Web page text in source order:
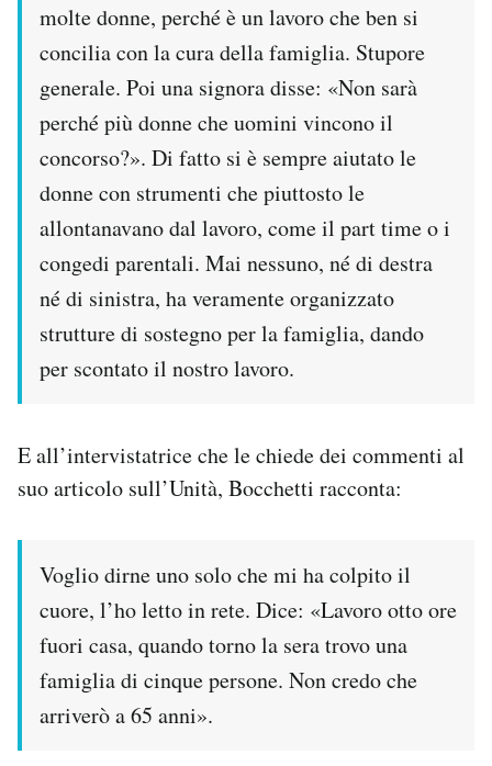
molte donne, perché è un lavoro che ben si
concilia con la cura della famiglia. Stupore
generale. Poi una signora disse: «Non sarà
perché più donne che uomini vincono il
concorso?». Di fatto si è sempre aiutato le
donne con strumenti che piuttosto le
allontanavano dal lavoro, come il part time o i
congedi parentali. Mai nessuno, né di destra
né di sinistra, ha veramente organizzato
strutture di sostegno per la famiglia, dando
per scontato il nostro lavoro.
E all’intervistatrice che le chiede dei commenti al
suo articolo sull’Unità, Bocchetti racconta:
Voglio dirne uno solo che mi ha colpito il
cuore, l’ho letto in rete. Dice: «Lavoro otto ore
fuori casa, quando torno la sera trovo una
famiglia di cinque persone. Non credo che
arriverò a 65 anni».